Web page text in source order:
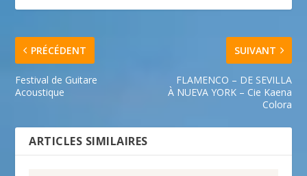
PRÉCÉDENT
Festival de Guitare
Acoustique
SUIVANT
FLAMENCO – DE SEVILLA
À NUEVA YORK – Cie Kaena
Colora
ARTICLES SIMILAIRES